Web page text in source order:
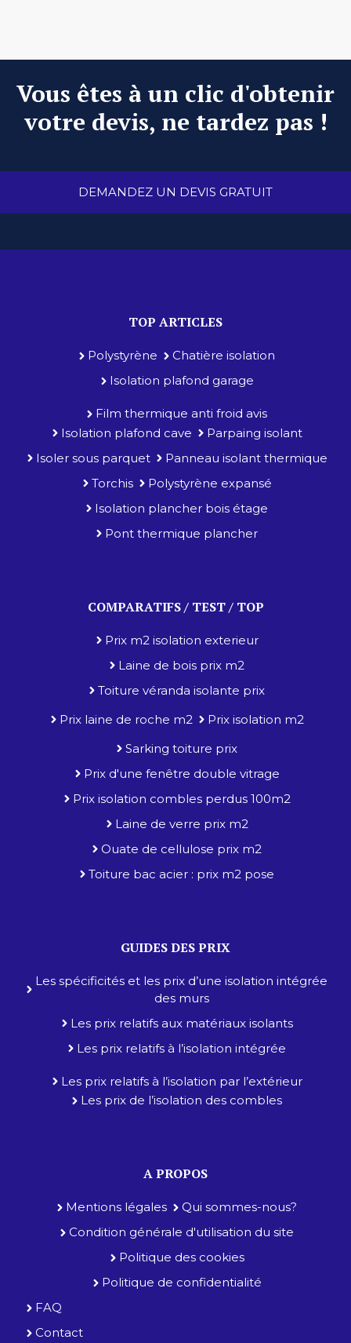
Vous êtes à un clic d'obtenir
votre devis, ne tardez pas !
DEMANDEZ UN DEVIS GRATUIT
TOP ARTICLES
Polystyrène
Chatière isolation
Isolation plafond garage
Film thermique anti froid avis
Isolation plafond cave
Parpaing isolant
Isoler sous parquet
Panneau isolant thermique
Torchis
Polystyrène expansé
Isolation plancher bois étage
Pont thermique plancher
COMPARATIFS / TEST / TOP
Prix m2 isolation exterieur
Laine de bois prix m2
Toiture véranda isolante prix
Prix laine de roche m2
Prix isolation m2
Sarking toiture prix
Prix d'une fenêtre double vitrage
Prix isolation combles perdus 100m2
Laine de verre prix m2
Ouate de cellulose prix m2
Toiture bac acier : prix m2 pose
GUIDES DES PRIX
Les spécificités et les prix d’une isolation intégrée
des murs
Les prix relatifs aux matériaux isolants
Les prix relatifs à l’isolation intégrée
Les prix relatifs à l’isolation par l’extérieur
Les prix de l’isolation des combles
A PROPOS
Mentions légales
Qui sommes-nous?
Condition générale d'utilisation du site
Politique des cookies
Politique de confidentialité
FAQ
Contact